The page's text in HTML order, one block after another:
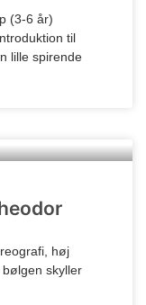
(3-6 år)
til
lille spirende
høj
skyller